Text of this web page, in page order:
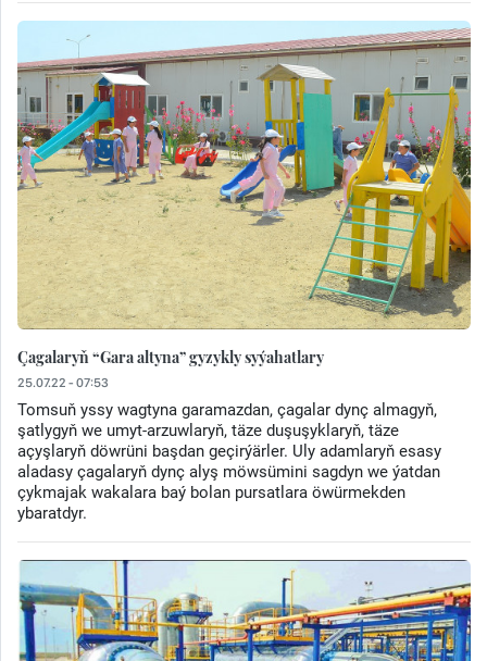
Çagalaryň “Gara altyna” gyzykly syýahatlary
25.07.22 - 07:53
Tomsuň yssy wagtyna garamazdan, çagalar dynç almagyň,
şatlygyň we umyt-arzuwlaryň, täze duşuşyklaryň, täze
açyşlaryň döwrüni başdan geçirýärler. Uly adamlaryň esasy
aladasy çagalaryň dynç alyş möwsümini sagdyn we ýatdan
çykmajak wakalara baý bolan pursatlara öwürmekden
ybaratdyr.